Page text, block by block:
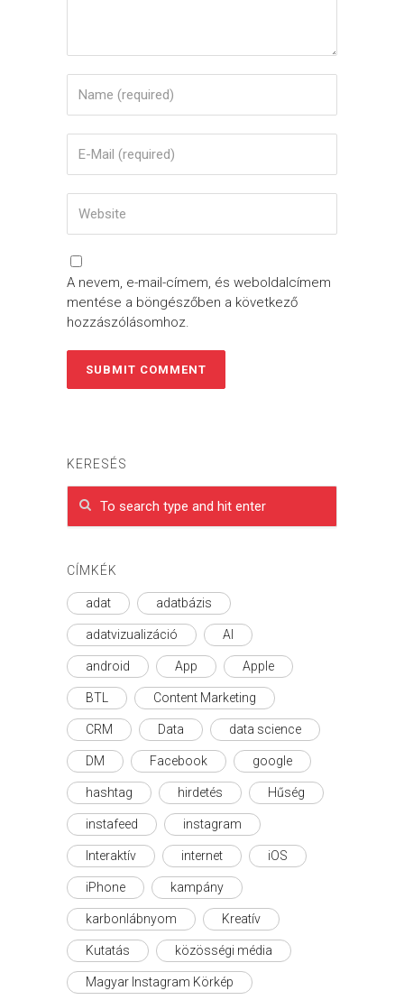
A nevem, e-mail-címem, és weboldalcímem
mentése a böngészőben a következő
hozzászólásomhoz.
KERESÉS
CÍMKÉK
adat adatbázis
adatvizualizáció AI
android App Apple
BTL Content Marketing
CRM Data data science
DM Facebook google
hashtag hirdetés Hűség
instafeed instagram
Interaktív internet iOS
iPhone kampány
karbonlábnyom Kreatív
Kutatás közösségi média
Magyar Instagram Körkép